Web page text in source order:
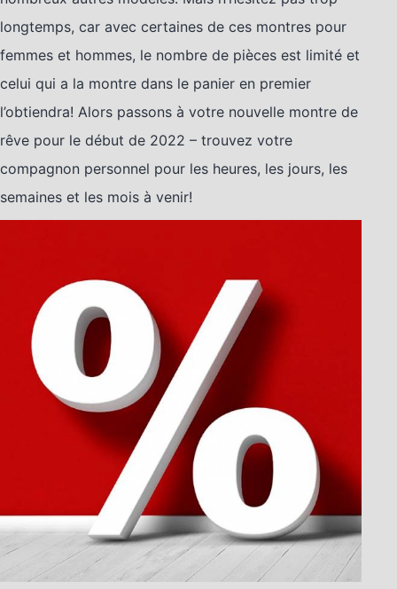
longtemps, car avec certaines de ces montres pour
femmes et hommes, le nombre de pièces est limité et
celui qui a la montre dans le panier en premier
l’obtiendra! Alors passons à votre nouvelle montre de
rêve pour le début de 2022 – trouvez votre
compagnon personnel pour les heures, les jours, les
semaines et les mois à venir!